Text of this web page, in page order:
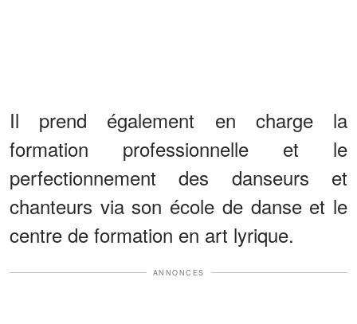
Il prend également en charge la
formation professionnelle et le
perfectionnement des danseurs et
chanteurs via son école de danse et le
centre de formation en art lyrique.
ANNONCES